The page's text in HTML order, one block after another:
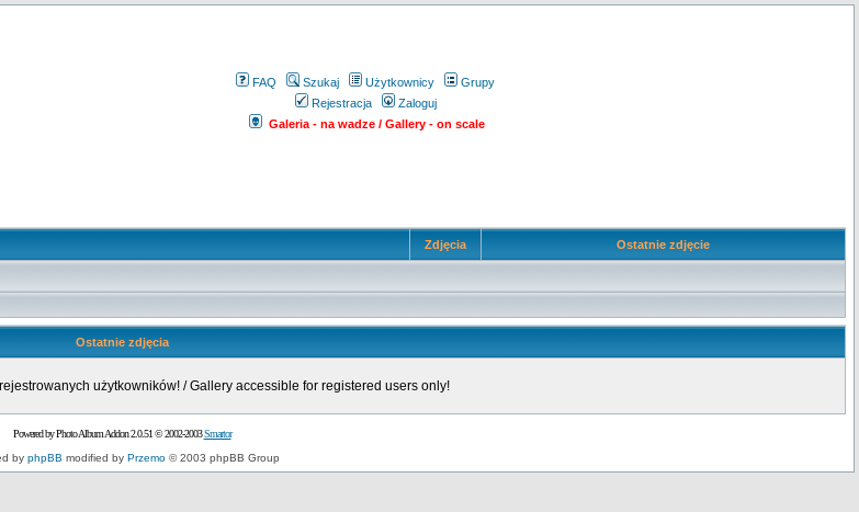
FAQ Szukaj Użytkownicy
Grupy
Rejestracja
Zaloguj
Galeria - na wadze / Gallery - on scale
Zdjęcia Ostatnie zdjęcie
Ostatnie zdjęcia
użytkowników! / Gallery accessible for registered users only!
Powered by Photo Album Addon 2.0.51 © 2002-2003Smartor
by phpBB modified by Przemo © 2003 phpBB Group